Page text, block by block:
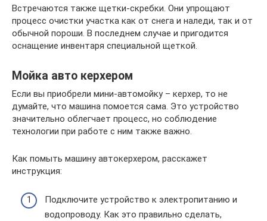
Встречаются также щетки-скребки. Они упрощают
процесс очистки участка как от снега и наледи, так и от
обычной пороши. В последнем случае и пригодится
оснащение инвентаря специальной щеткой.
Мойка авто керхером
Если вы приобрели мини-автомойку – керхер, то не
думайте, что машина помоется сама. Это устройство
значительно облегчает процесс, но соблюдение
технологии при работе с ним также важно.
Как помыть машину автокерхером, расскажет
инструкция:
Подключите устройство к электропитанию и
водопроводу. Как это правильно сделать,